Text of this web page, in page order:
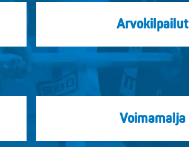
Arvokilpailut
Voimamalja